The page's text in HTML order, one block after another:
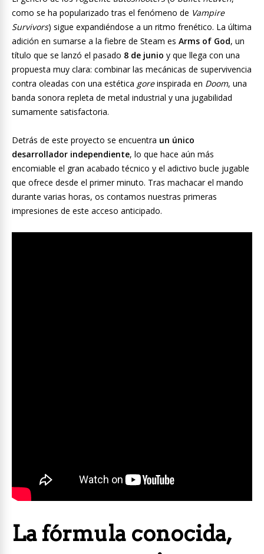
como se ha popularizado tras el fenómeno de Vampire
Survivors) sigue expandiéndose a un ritmo frenético. La última
adición en sumarse a la fiebre de Steam es Arms of God, un
título que se lanzó el pasado 8 de junio y que llega con una
propuesta muy clara: combinar las mecánicas de supervivencia
contra oleadas con una estética goreinspirada en Doom, una
banda sonora repleta de metal industrial y una jugabilidad
sumamente satisfactoria.
Detrás de este proyecto se encuentra un único
desarrollador independiente, lo que hace aún más
encomiable el gran acabado técnico y el adictivo bucle jugable
que ofrece desde el primer minuto. Tras machacar el mando
durante varias horas, os contamos nuestras primeras
impresiones de este acceso anticipado.
La fórmula conocida,